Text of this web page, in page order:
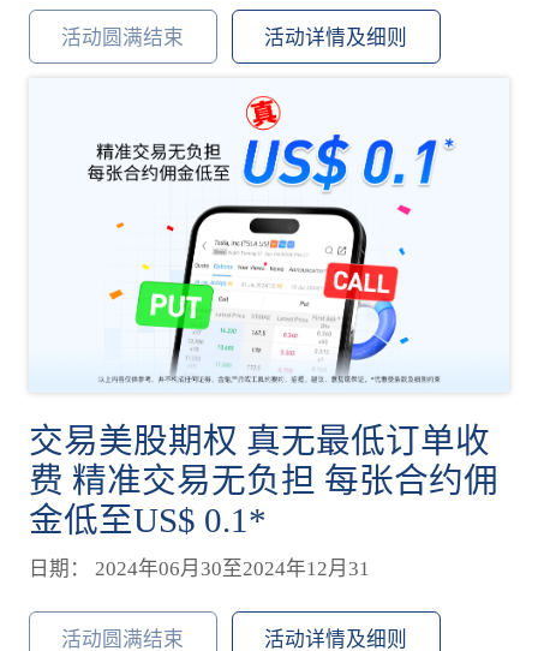
活动圆满结束 活动详情及细则
交易美股期权 真无最低订单收
费 精准交易无负担 每张合约佣
金低至US$ 0.1*
日期： 2024年06月30至2024年12月31
活动圆满结束 活动详情及细则